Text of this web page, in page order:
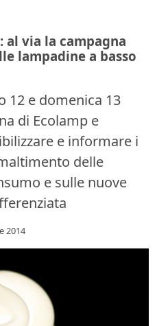
via la campagna
lampadine a basso
12 e domenica 13
di Ecolamp e
e informare i
delle
e sulle nuove
2014